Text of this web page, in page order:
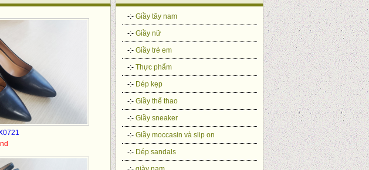
-:- Giầy tây nam
-:- Giầy nữ
-:- Giầy trẻ em
-:- Thực phẩm
-:- Dép kẹp
-:- Giầy thể thao
-:- Giầy sneaker
-:- Giầy moccasin và slip on
-:- Dép sandals